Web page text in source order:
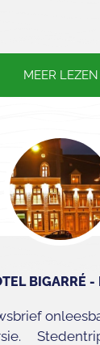
MEER LEZEN
BIGARRÉ -